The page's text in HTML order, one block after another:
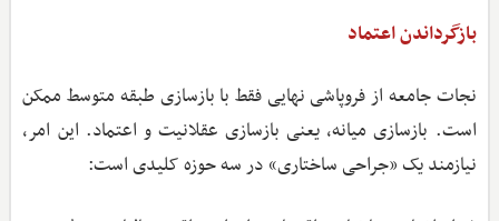
بازگرداندن اعتماد
نجات جامعه از فروپاشی نهایی فقط با بازسازی طبقه متوسط ممکن
است. بازسازی میانه، یعنی بازسازی عقلانیت و اعتماد. این امر،
نیازمند یک «جراحی ساختاری» در سه حوزه کلیدی است: